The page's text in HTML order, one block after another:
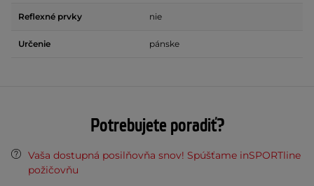
Reflexné prvky nie
Určenie pánske
Potrebujete poradiť?
Vaša dostupná posilňovňa snov! Spúšťame inSPORTline
požičovňu